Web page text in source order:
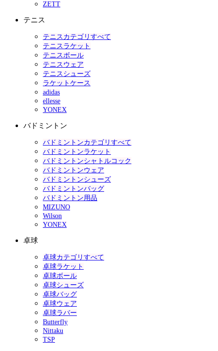
ZETT
テニス
テニスカテゴリすべて
テニスラケット
テニスボール
テニスウェア
テニスシューズ
ラケットケース
adidas
ellesse
YONEX
バドミントン
バドミントンカテゴリすべて
バドミントンラケット
バドミントンシャトルコック
バドミントンウェア
バドミントンシューズ
バドミントンバッグ
バドミントン用品
MIZUNO
Wilson
YONEX
卓球
卓球カテゴリすべて
卓球ラケット
卓球ボール
卓球シューズ
卓球バッグ
卓球ウェア
卓球ラバー
Butterfly
Nittaku
TSP